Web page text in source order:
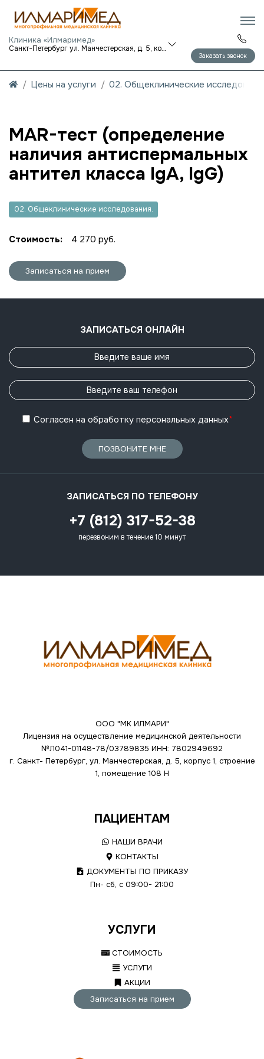
Клиника «Илмаримед»
Санкт-Петербург ул. Манчестерская, д. 5, корп. 1
Заказать звонок
Цены на услуги 02. Общеклинические
MAR-тест (определение
наличия антиспермальных
антител класса IgA, IgG)
02. Общеклинические исследования.
Стоимость: 4 270 руб.
Записаться на прием
ЗАПИСАТЬСЯ ОНЛАЙН
Согласен на обработку персональных данных*
ПОЗВОНИТЕ МНЕ
ЗАПИСАТЬСЯ ПО ТЕЛЕФОНУ
+7 (812) 317-52-38
перезвоним в течение 10 минут
ООО "МК ИЛМАРИ"
Лицензия на осуществление медицинской деятельности
№Л041-01148-78/03789835 ИНН: 7802949692
г. Санкт- Петербург, ул. Манчестерская, д. 5, корпус 1, строение
1, помещение 108 Н
ПАЦИЕНТАМ
НАШИ ВРАЧИ
КОНТАКТЫ
ДОКУМЕНТЫ ПО ПРИКАЗУ
Пн- сб, с 09:00- 21:00
УСЛУГИ
СТОИМОСТЬ
УСЛУГИ
АКЦИИ
Записаться на прием